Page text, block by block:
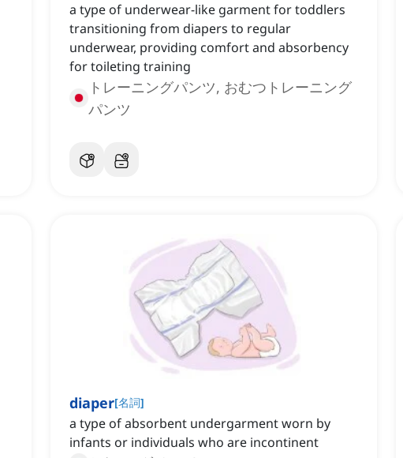
a type of underwear-like garment for toddlers
transitioning from diapers to regular
underwear, providing comfort and absorbency
for toileting training
トレーニングパンツ, おむつトレーニング
パンツ
diaper[名詞]
a type of absorbent undergarment worn by
infants or individuals who are incontinent